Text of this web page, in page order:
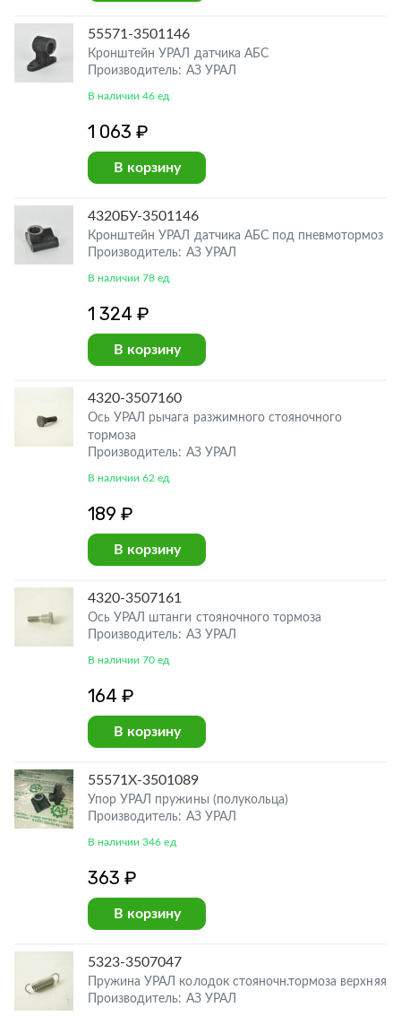
55571-3501146
Кронштейн УРАЛ датчика АБС
Производитель: АЗ УРАЛ
В наличии 46 ед
1 063 ₽
В корзину
4320БУ-3501146
Кронштейн УРАЛ датчика АБС под пневмотормоз
Производитель: АЗ УРАЛ
В наличии 78 ед
1 324 ₽
В корзину
4320-3507160
Ось УРАЛ рычага разжимного стояночного
тормоза
Производитель: АЗ УРАЛ
В наличии 62 ед
189 ₽
В корзину
4320-3507161
Ось УРАЛ штанги стояночного тормоза
Производитель: АЗ УРАЛ
В наличии 70 ед
164 ₽
В корзину
55571Х-3501089
Упор УРАЛ пружины (полукольца)
Производитель: АЗ УРАЛ
В наличии 346 ед
363 ₽
В корзину
5323-3507047
Пружина УРАЛ колодок стояночн.тормоза верхняя
Производитель: АЗ УРАЛ